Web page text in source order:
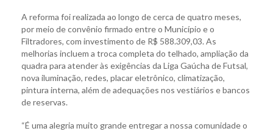
A reforma foi realizada ao longo de cerca de quatro meses,
por meio de convênio firmado entre o Município e o
Filtradores, com investimento de R$ 588.309,03. As
melhorias incluem a troca completa do telhado, ampliação da
quadra para atender às exigências da Liga Gaúcha de Futsal,
nova iluminação, redes, placar eletrônico, climatização,
pintura interna, além de adequações nos vestiários e bancos
de reservas.
“É uma alegria muito grande entregar a nossa comunidade o